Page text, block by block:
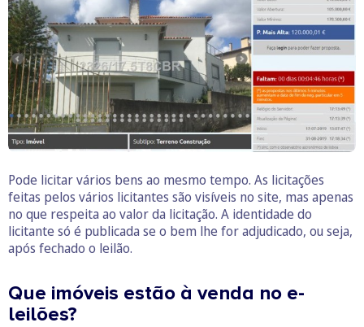
Pode licitar vários bens ao mesmo tempo. As licitações
feitas pelos vários licitantes são visíveis no site, mas apenas
no que respeita ao valor da licitação. A identidade do
licitante só é publicada se o bem lhe for adjudicado, ou seja,
após fechado o leilão.
Que imóveis estão à venda no e-
leilões?